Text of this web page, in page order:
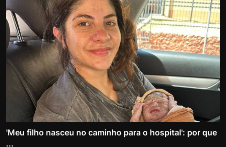
'Meu filho nasceu no caminho para o hospital': por que
...